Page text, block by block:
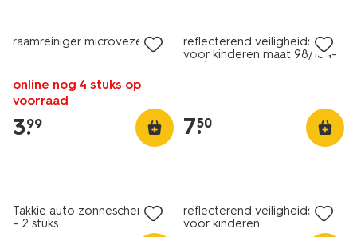
raamreiniger microvezel
online nog 4 stuks op
voorraad
3.
99
reflecterend veiligheidsvest
voor kinderen maat 98/104-
122/128
7.
50
Takkie auto zonneschermen
- 2 stuks
reflecterend veiligheidsvest
voor kinderen